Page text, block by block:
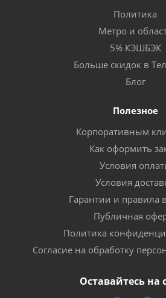
Политика
Метро и
5% КЭШБЭК
Больше скидок в
Блог
Полезное
Корпоративным
Как оформить
Условия
Условия
Гарантии и правила
Публичная
Политика
Согласие на обработку
Оставайтесь на